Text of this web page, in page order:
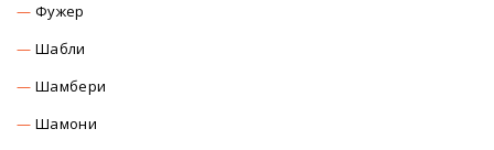
Фужер
Шабли
Шамбери
Шамони